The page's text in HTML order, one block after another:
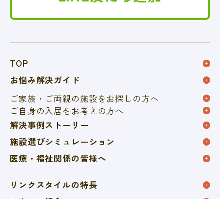
TOP
お悩み解決ガイド
ご家族・ご両親の施設を お探しの方へ
ご自身の入居をお考えの方へ
解決事例ストーリー
施設選びシミュレーション
医療・福祉関係の皆様へ
リンクスタイルの特長